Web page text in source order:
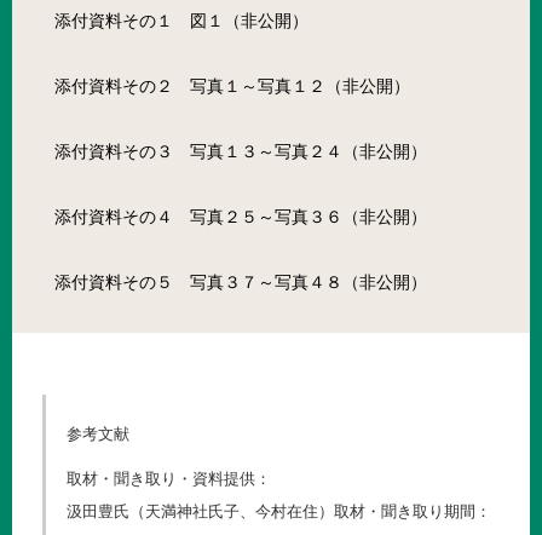
添付資料その１ 図１（非公開）
添付資料その２ 写真１～写真１２（非公開）
添付資料その３ 写真１３～写真２４（非公開）
添付資料その４ 写真２５～写真３６（非公開）
添付資料その５ 写真３７～写真４８（非公開）
参考文献
取材・聞き取り・資料提供：
汲田豊氏（天満神社氏子、今村在住）取材・聞き取り期間：